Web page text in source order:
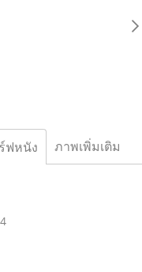
ฟหนัง ภาพเพิ่มเติม